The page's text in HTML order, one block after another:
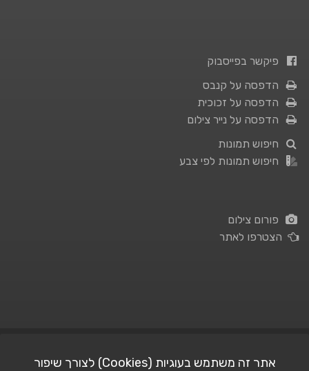
פיקשר בפייסבוק
הדפסה על קנבס
הדפסה על זכוכית
הדפסה על נייר צילום
חיפוש תמונות
חיפוש תמונות לפי צבע
פורום צילום
הצטרפו לאתר
אתר זה משתמש בעוגיות (Cookies) לצורך שיפור